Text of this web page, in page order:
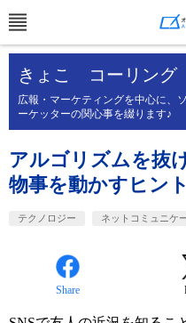
きょこ コーリング
広報・マーケティングを中心に、
ーケッターの関心事を綴ります♪
アルゴリズムを抜
物事を動かすヒント
テクノロジー ネットコミュニケ
Share